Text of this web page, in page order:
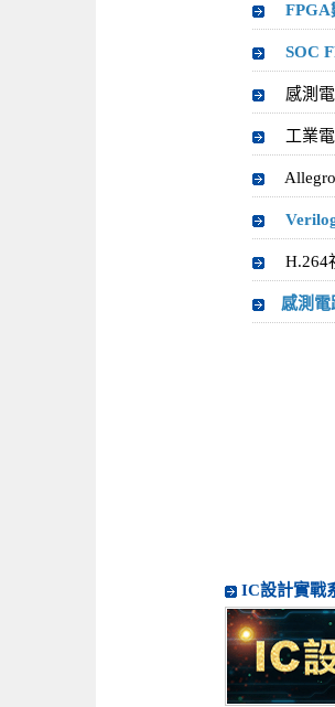
FPGA
SOC
感測
工業
H.264
感測
IC設計實戰